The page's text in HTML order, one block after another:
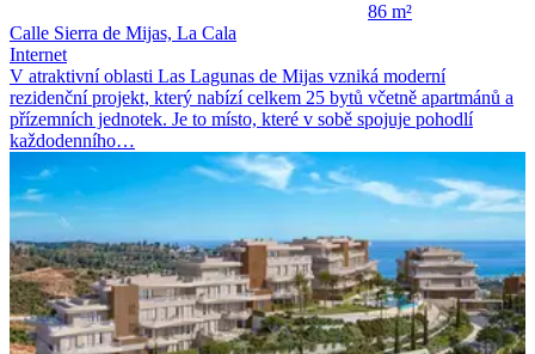
86 m²
Calle Sierra de Mijas, La Cala
Internet
V atraktivní oblasti Las Lagunas de Mijas vzniká moderní
rezidenční projekt, který nabízí celkem 25 bytů včetně apartmánů a
přízemních jednotek. Je to místo, které v sobě spojuje pohodlí
každodenního…